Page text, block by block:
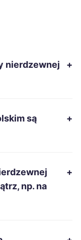
689 zł
690 zł
695 zł
nierdzewnej
+
są
+
np. na
+